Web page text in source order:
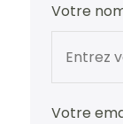
Votre
Votre